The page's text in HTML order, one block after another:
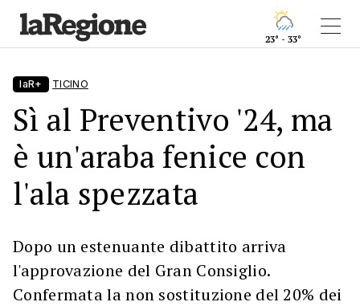
23° - 33°
laR+ TICINO
Sì al Preventivo '24, ma
è un'araba fenice con
l'ala spezzata
Dopo un estenuante dibattito arriva
l'approvazione del Gran Consiglio.
Confermata la non sostituzione del 20% dei